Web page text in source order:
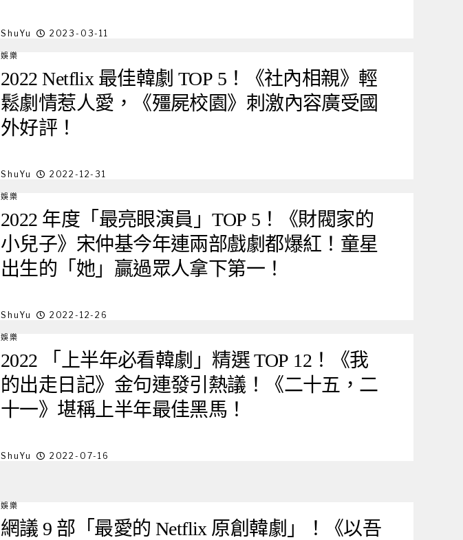
ShuYu 2023-03-11
娛樂
2022 Netflix 最佳韓劇 TOP 5！《社內相親》輕
鬆劇情惹人愛，《殭屍校園》刺激內容廣受國
外好評！
ShuYu 2022-12-31
娛樂
2022 年度「最亮眼演員」TOP 5！《財閥家的
小兒子》宋仲基今年連兩部戲劇都爆紅！童星
出生的「她」贏過眾人拿下第一！
ShuYu 2022-12-26
娛樂
2022 「上半年必看韓劇」精選 TOP 12！《我
的出走日記》金句連發引熱議！《二十五，二
十一》堪稱上半年最佳黑馬！
ShuYu 2022-07-16
娛樂
網議 9 部「最愛的 Netflix 原創韓劇」！《以吾